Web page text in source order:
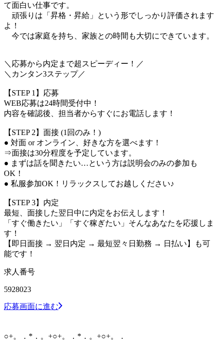
て面白い仕事です。
頑張りは「昇格・昇給」という形でしっかり評価されます
よ！
今では家庭を持ち、家族との時間も大切にできています。
＼応募から内定まで超スピーディー！／
＼カンタン3ステップ／
【STEP 1】応募
WEB応募は24時間受付中！
内容を確認後、担当者からすぐにお電話します！
【STEP 2】面接 (1回のみ！)
● 対面 or オンライン、好きな方を選べます！
⇒面接は30分程度を予定しています。
● まずは話を聞きたい…という方は説明会のみの参加も
OK！
● 私服参加OK！リラックスしてお越しください♪
【STEP 3】内定
最短、面接した翌日中に内定をお伝えします！
「すぐ働きたい」「すぐ稼ぎたい」そんなあなたを応援しま
す！
【即日面接 → 翌日内定 → 最短翌々日勤務 → 日払い】も可
能です！
求人番号
5928023
応募画面に進む
○+。．*．。+○+。．*．。+○+。．